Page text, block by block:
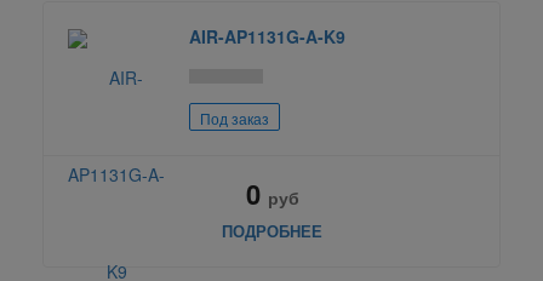
AIR-AP1131G-A-K9
Под заказ
0 руб
ПОДРОБНЕЕ